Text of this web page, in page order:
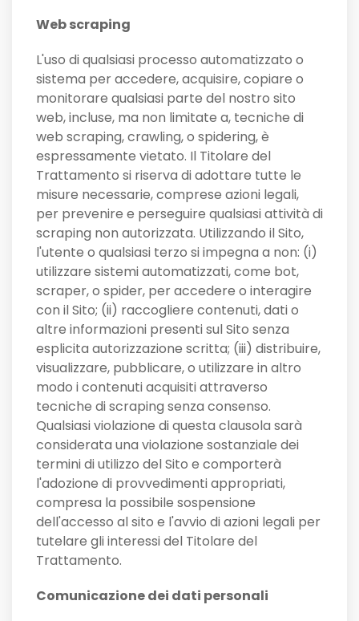
Web scraping
L'uso di qualsiasi processo automatizzato o
sistema per accedere, acquisire, copiare o
monitorare qualsiasi parte del nostro sito
web, incluse, ma non limitate a, tecniche di
web scraping, crawling, o spidering, è
espressamente vietato. Il Titolare del
Trattamento si riserva di adottare tutte le
misure necessarie, comprese azioni legali,
per prevenire e perseguire qualsiasi attività di
scraping non autorizzata. Utilizzando il Sito,
l'utente o qualsiasi terzo si impegna a non: (i)
utilizzare sistemi automatizzati, come bot,
scraper, o spider, per accedere o interagire
con il Sito; (ii) raccogliere contenuti, dati o
altre informazioni presenti sul Sito senza
esplicita autorizzazione scritta; (iii) distribuire,
visualizzare, pubblicare, o utilizzare in altro
modo i contenuti acquisiti attraverso
tecniche di scraping senza consenso.
Qualsiasi violazione di questa clausola sarà
considerata una violazione sostanziale dei
termini di utilizzo del Sito e comporterà
l'adozione di provvedimenti appropriati,
compresa la possibile sospensione
dell'accesso al sito e l'avvio di azioni legali per
tutelare gli interessi del Titolare del
Trattamento.
Comunicazione dei dati personali